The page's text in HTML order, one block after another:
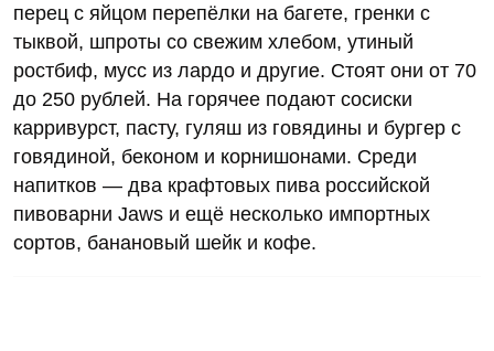
перец с яйцом перепёлки на багете, гренки с
тыквой, шпроты со свежим хлебом, утиный
ростбиф, мусс из лардо и другие. Стоят они от 70
до 250 рублей. На горячее подают сосиски
карривурст, пасту, гуляш из говядины и бургер с
говядиной, беконом и корнишонами. Среди
напитков — два крафтовых пива российской
пивоварни Jaws и ещё несколько импортных
сортов, банановый шейк и кофе.